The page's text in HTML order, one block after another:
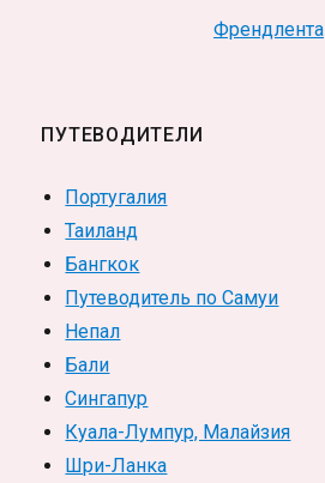
Френдлента
ПУТЕВОДИТЕЛИ
Португалия
Таиланд
Бангкок
Путеводитель по Самуи
Непал
Бали
Сингапур
Куала-Лумпур, Малайзия
Шри-Ланка